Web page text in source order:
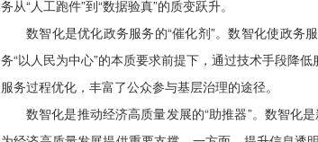
务从“人工跑件”到“数据验真”的质变跃升。
数智化是优化政务服务的“催化剂”。数智化使政务
务“以人民为中心”的本质要求前提下，通过技术手段降
服务过程优化，丰富了公众参与基层治理的途径。
数智化是推动经济高质量发展的“助推器”。数智化